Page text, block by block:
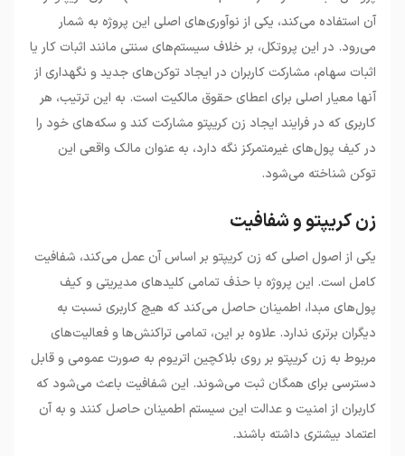
آن استفاده می‌کند، یکی از نوآوری‌های اصلی این پروژه به شمار
می‌رود. در این پروتکل، بر خلاف سیستم‌های سنتی مانند اثبات کار یا
اثبات سهام، مشارکت کاربران در ایجاد توکن‌های جدید و نگهداری از
آنها معیار اصلی برای اعطای حقوق مالکیت است. به این ترتیب، هر
کاربری که در فرایند ایجاد زن کریپتو مشارکت کند و سکه‌های خود را
در کیف پول‌های غیرمتمرکز نگه دارد، به عنوان مالک واقعی این
توکن شناخته می‌شود.
زن کریپتو و شفافیت
یکی از اصول اصلی که زن کریپتو بر اساس آن عمل می‌کند، شفافیت
کامل است. این پروژه با حذف تمامی کلیدهای مدیریتی و کیف
پول‌های مبدا، اطمینان حاصل می‌کند که هیچ کاربری نسبت به
دیگران برتری ندارد. علاوه بر این، تمامی تراکنش‌ها و فعالیت‌های
مربوط به زن کریپتو بر روی بلاکچین اتریوم به صورت عمومی و قابل
دسترسی برای همگان ثبت می‌شوند. این شفافیت باعث می‌شود که
کاربران از امنیت و عدالت این سیستم اطمینان حاصل کنند و به آن
اعتماد بیشتری داشته باشند.